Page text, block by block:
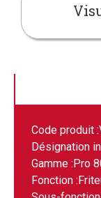
Code produit :
Désignation
Gamme :Pro
Fonction :